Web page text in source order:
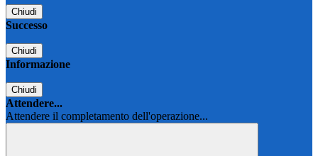
Chiudi
Successo
Chiudi
Informazione
Chiudi
Attendere...
Attendere il completamento dell'operazione...